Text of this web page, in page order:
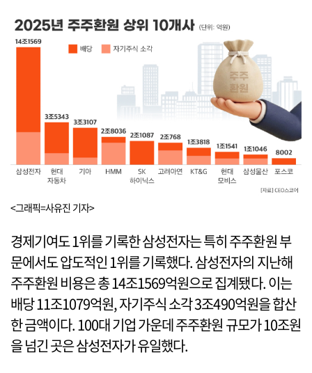
<그래픽=사유진 기자>
경제기여도 1위를 기록한 삼성전자는 특히 주주환원 부
문에서도 압도적인 1위를 기록했다. 삼성전자의 지난해
주주환원 비용은 총 14조1569억원으로 집계됐다. 이는
배당 11조1079억원, 자기주식 소각 3조490억원을 합산
한 금액이다. 100대 기업 가운데 주주환원 규모가 10조원
을 넘긴 곳은 삼성전자가 유일했다.